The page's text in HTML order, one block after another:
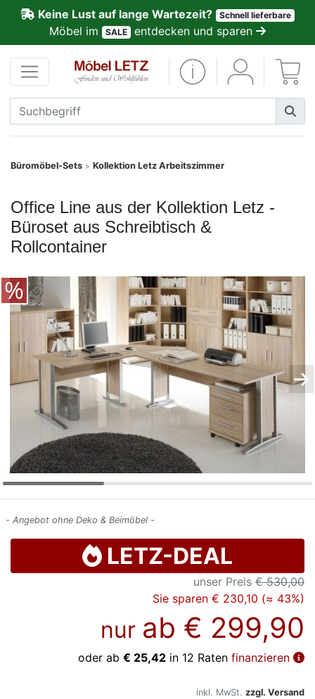
Keine Lust auf lange Wartezeit? Schnell lieferbare
Möbel im SALE entdecken und sparen
Büromöbel-Sets > Kollektion Letz Arbeitszimmer
Office Line aus der Kollektion Letz -
Büroset aus Schreibtisch &
Rollcontainer
- Angebot ohne Deko & Beimöbel -
LETZ-DEAL
unser Preis € 530,00
Sie sparen € 230,10 (≈ 43%)
nur ab € 299,90
oder ab € 25,42 in 12 Raten finanzieren
inkl. MwSt. zzgl. Versand
Kundenmeinungen
Anmelden
PREMIUM
Schnell
SALE
Möbel-
Konfigurator
0%
Finanzierung
Markenwelt
Letz-
Deals